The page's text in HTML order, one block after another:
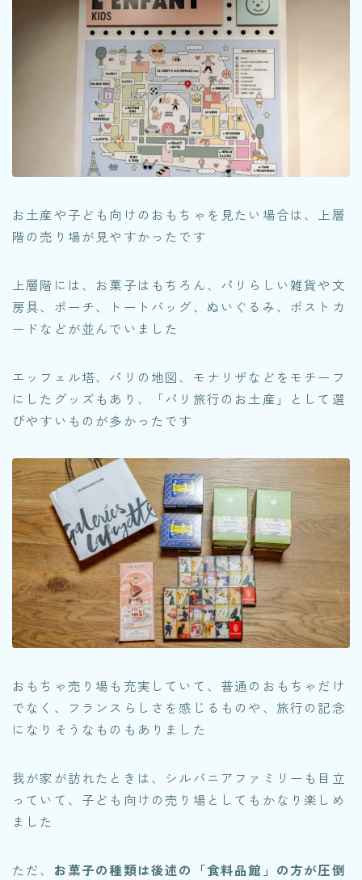
お土産や子ども向けのおもちゃを見たい場合は、上層
階の売り場が見やすかったです
上層階には、お菓子はもちろん、パリらしい雑貨や文
房具、ポーチ、トートバッグ、ぬいぐるみ、ポストカ
ードなどが並んでいました
エッフェル塔、パリの地図、モナリザなどをモチーフ
にしたグッズもあり、「パリ旅行のお土産」として選
びやすいものが多かったです
おもちゃ売り場も充実していて、普通のおもちゃだけ
でなく、フランスらしさを感じるものや、旅行の記念
になりそうなものもありました
我が家が訪れたときは、シルバニアファミリーも目立
っていて、子ども向けの売り場としてもかなり楽しめ
ました
ただ、 お菓子の種類は後述の「食料品館」の方が圧倒